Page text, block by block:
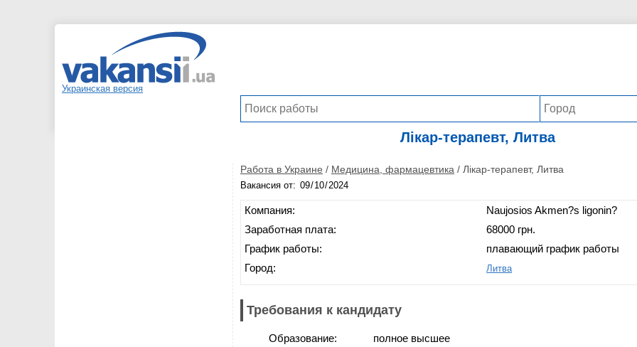
Украинская версия
Лікар-терапевт, Литва
Работа в Украине / Медицина, фармацевтика / Лікар-терапевт, Литва
Вакансия от:
Компания:
Заработная плата:
График работы:
Город:
Naujosios Akmen?s ligonin?
68000 грн.
плавающий график работы
Литва
Требования к кандидату
Образование:
полное высшее